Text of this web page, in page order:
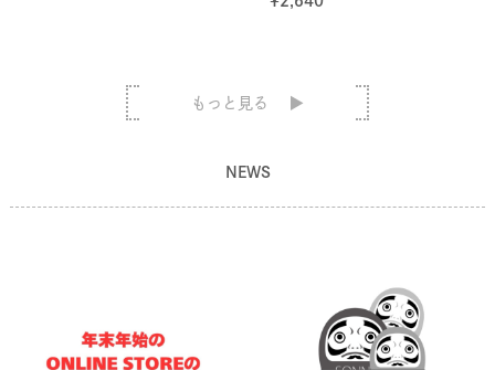
もっと見る
NEWS